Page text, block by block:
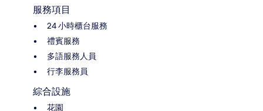
服務項目
24 小時櫃台服務
禮賓服務
多語服務人員
行李服務員
綜合設施
花園